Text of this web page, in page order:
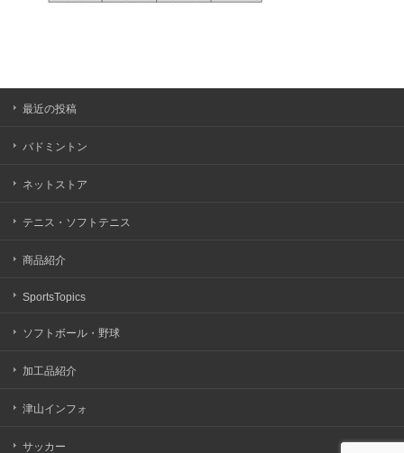
最近の投稿
バドミントン
ネットストア
テニス・ソフトテニス
商品紹介
SportsTopics
ソフトボール・野球
加工品紹介
津山インフォ
サッカー